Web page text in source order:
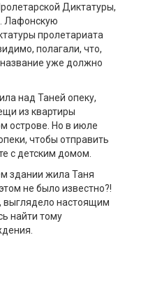
Диктатуры,
Лафонскую
пролетариата
полагали, что,
название уже должно
над Таней опеку,
из квартиры
острове. Но в июле
чтобы отправить
с детским домом.
здании жила Таня
не было известно?!
выглядело настоящим
найти тому